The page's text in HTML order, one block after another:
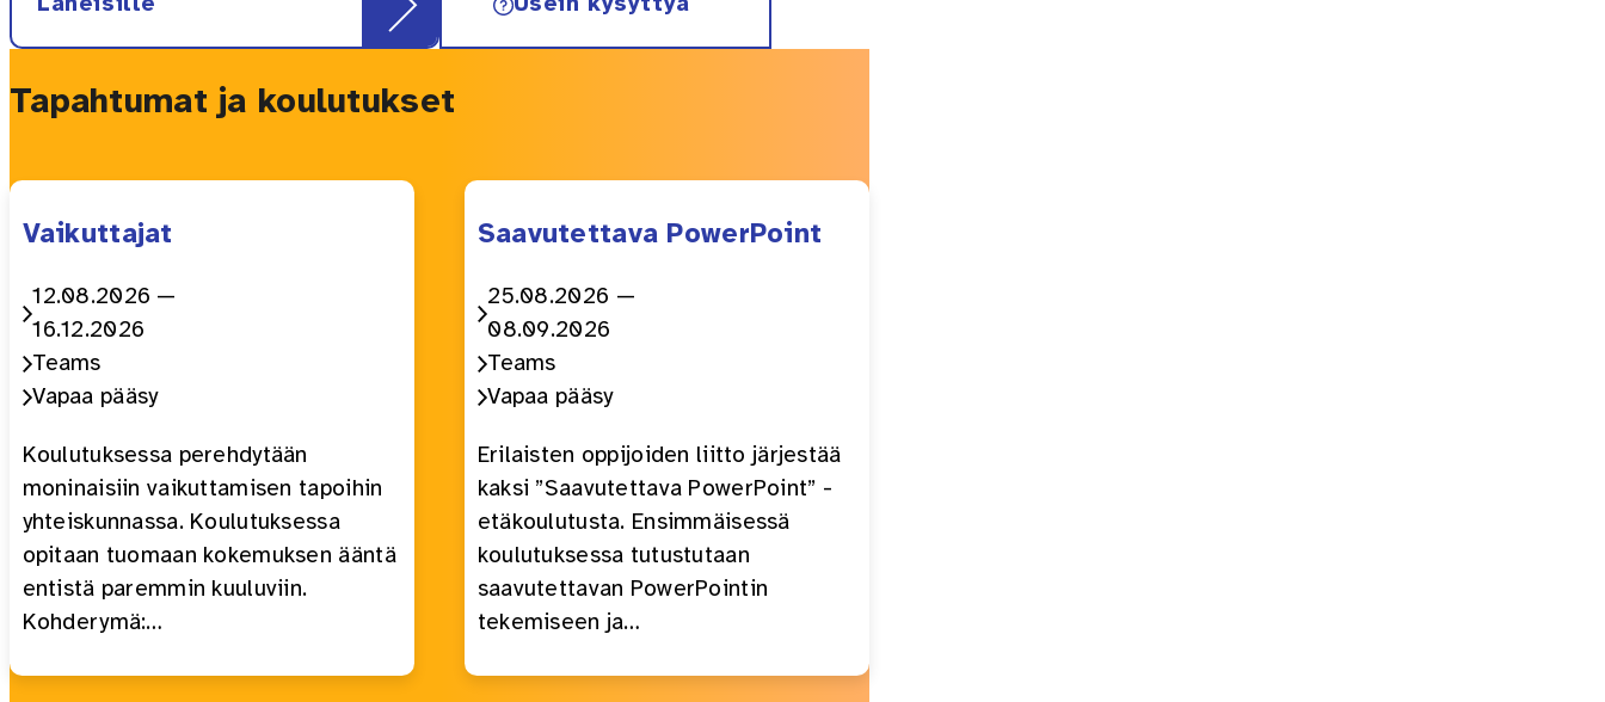
Läheisille Usein kysyttyä
Tapahtumat ja koulutukset
Vaikuttajat
Aika:
12.08.2026 —
16.12.2026
Paikka:
Teams
Maksullisuus:
Vapaa pääsy
Koulutuksessa perehdytään
moninaisiin vaikuttamisen tapoihin
yhteiskunnassa. Koulutuksessa
opitaan tuomaan kokemuksen ääntä
entistä paremmin kuuluviin.
Kohderymä:…
Saavutettava PowerPoint
Aika:
25.08.2026 —
08.09.2026
Paikka:
Teams
Maksullisuus:
Vapaa pääsy
Erilaisten oppijoiden liitto järjestää
kaksi ”Saavutettava PowerPoint” -
etäkoulutusta. Ensimmäisessä
koulutuksessa tutustutaan
saavutettavan PowerPointin
tekemiseen ja…